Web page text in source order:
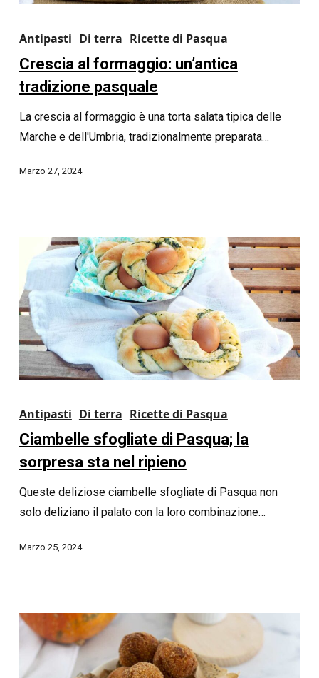
Antipasti Di terra Ricette di Pasqua
Crescia al formaggio: un’antica
tradizione pasquale
La crescia al formaggio è una torta salata tipica delle
Marche e dell'Umbria, tradizionalmente preparata…
Marzo 27, 2024
Antipasti Di terra Ricette di Pasqua
Ciambelle sfogliate di Pasqua; la
sorpresa sta nel ripieno
Queste deliziose ciambelle sfogliate di Pasqua non
solo deliziano il palato con la loro combinazione…
Marzo 25, 2024